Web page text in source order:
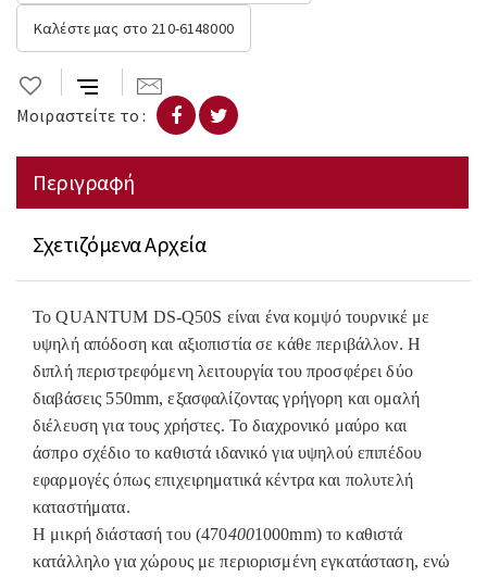
Καλέστε μας στο 210-6148000
Μοιραστείτε το :
Περιγραφή
Σχετιζόμενα Αρχεία
Το QUANTUM DS-Q50S είναι ένα κομψό τουρνικέ με
υψηλή απόδοση και αξιοπιστία σε κάθε περιβάλλον. Η
διπλή περιστρεφόμενη λειτουργία του προσφέρει δύο
διαβάσεις 550mm, εξασφαλίζοντας γρήγορη και ομαλή
διέλευση για τους χρήστες. Το διαχρονικό μαύρο και
άσπρο σχέδιο το καθιστά ιδανικό για υψηλού επιπέδου
εφαρμογές όπως επιχειρηματικά κέντρα και πολυτελή
καταστήματα.
Η μικρή διάστασή του (4704001000mm) το καθιστά
κατάλληλο για χώρους με περιορισμένη εγκατάσταση, ενώ